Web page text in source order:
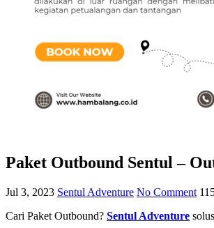
Paket Outbound Sentul –
Jul 3, 2023 Sentul Adventure No Comment
Cari Paket Outbound? Sentul Adventure